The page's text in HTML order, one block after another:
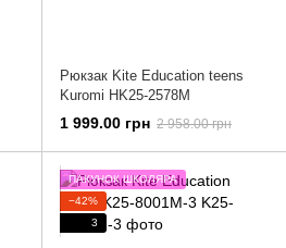
Рюкзак Kite Education teens
Kuromi HK25-2578M
1 999.00 грн 2 958.00 грн
ПАКУНОК ШКОЛЯРА
−42%
3